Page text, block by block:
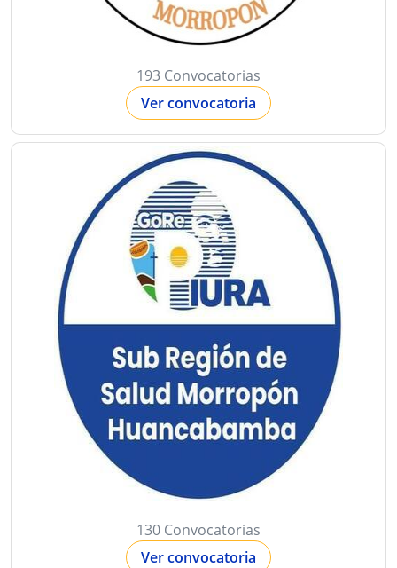
193 Convocatorias
Ver convocatoria
130 Convocatorias
Ver convocatoria